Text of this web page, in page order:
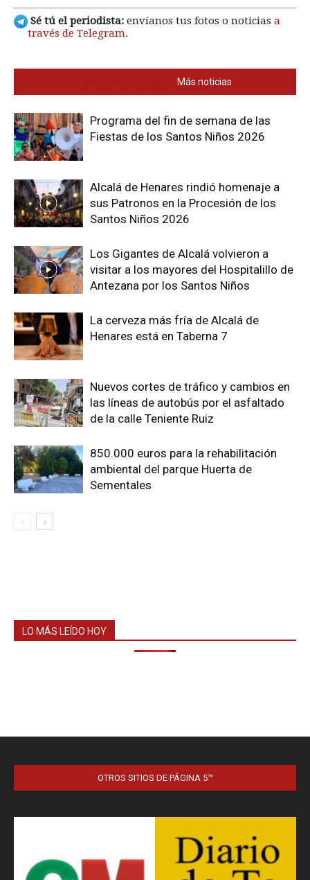
Sé tú el periodista: envíanos tus fotos o noticias a
través de Telegram.
Más noticias
Programa del fin de semana de las
Fiestas de los Santos Niños 2026
Alcalá de Henares rindió homenaje a
sus Patronos en la Procesión de los
Santos Niños 2026
Los Gigantes de Alcalá volvieron a
visitar a los mayores del Hospitalillo de
Antezana por los Santos Niños
La cerveza más fría de Alcalá de
Henares está en Taberna 7
Nuevos cortes de tráfico y cambios en
las líneas de autobús por el asfaltado
de la calle Teniente Ruiz
850.000 euros para la rehabilitación
ambiental del parque Huerta de
Sementales
LO MÁS LEÍDO HOY
OTROS SITIOS DE PÁGINA 5™